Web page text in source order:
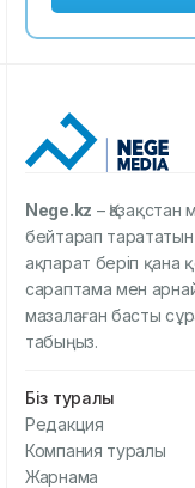
Nege.kz –
бейтарап
ақпарат беріп қана
сараптама мен
мазалаған басты
табыңыз.
Біз туралы
Редакция
Компания туралы
Жарнама